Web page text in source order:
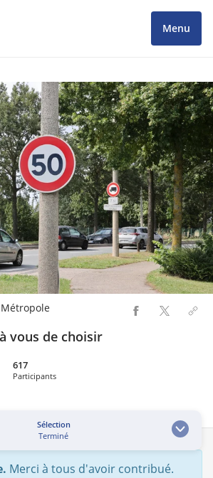
Menu
vous de choisir
617
Participants
Sélection
Terminé
Merci à tous d'avoir contribué.